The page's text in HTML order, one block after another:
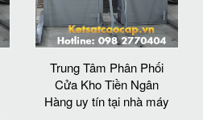
Trung Tâm Phân Phối
Cửa Kho Tiền Ngân
Hàng uy tín tại nhà máy